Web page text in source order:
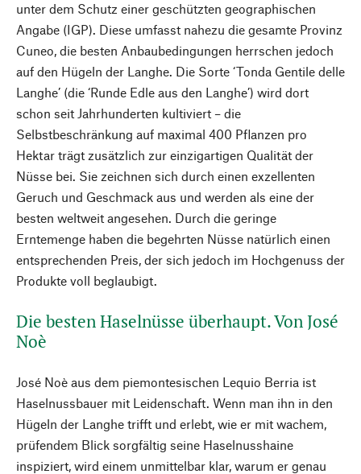
unter dem Schutz einer geschützten geographischen
Angabe (IGP). Diese umfasst nahezu die gesamte Provinz
Cuneo, die besten Anbaubedingungen herrschen jedoch
auf den Hügeln der Langhe. Die Sorte ‘Tonda Gentile delle
Langhe’ (die ‘Runde Edle aus den Langhe’) wird dort
schon seit Jahrhunderten kultiviert – die
Selbstbeschränkung auf maximal 400 Pflanzen pro
Hektar trägt zusätzlich zur einzigartigen Qualität der
Nüsse bei. Sie zeichnen sich durch einen exzellenten
Geruch und Geschmack aus und werden als eine der
besten weltweit angesehen. Durch die geringe
Erntemenge haben die begehrten Nüsse natürlich einen
entsprechenden Preis, der sich jedoch im Hochgenuss der
Produkte voll beglaubigt.
Die besten Haselnüsse überhaupt. Von José
Noè
José Noè aus dem piemontesischen Lequio Berria ist
Haselnussbauer mit Leidenschaft. Wenn man ihn in den
Hügeln der Langhe trifft und erlebt, wie er mit wachem,
prüfendem Blick sorgfältig seine Haselnusshaine
inspiziert, wird einem unmittelbar klar, warum er genau